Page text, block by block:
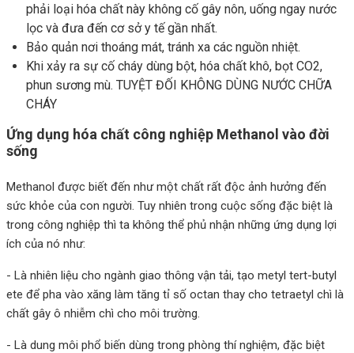
phải loại hóa chất này không cố gây nôn, uống ngay nước
lọc và đưa đến cơ sở y tế gần nhất.
Bảo quản nơi thoáng mát, tránh xa các nguồn nhiệt.
Khi xảy ra sự cố cháy dùng bột, hóa chất khô, bọt CO2,
phun sương mù. TUYỆT ĐỐI KHÔNG DÙNG NƯỚC CHỮA
CHÁY
Ứng dụng hóa chất công nghiệp Methanol vào đời
sống
Methanol được biết đến như một chất rất độc ảnh hưởng đến
sức khỏe của con người. Tuy nhiên trong cuộc sống đặc biệt là
trong công nghiệp thì ta không thể phủ nhận những ứng dụng lợi
ích của nó như:
- Là nhiên liệu cho ngành giao thông vận tải, tạo metyl tert-butyl
ete để pha vào xăng làm tăng tỉ số octan thay cho tetraetyl chì là
chất gây ô nhiễm chì cho môi trường.
- Là dung môi phổ biến dùng trong phòng thí nghiệm, đặc biệt